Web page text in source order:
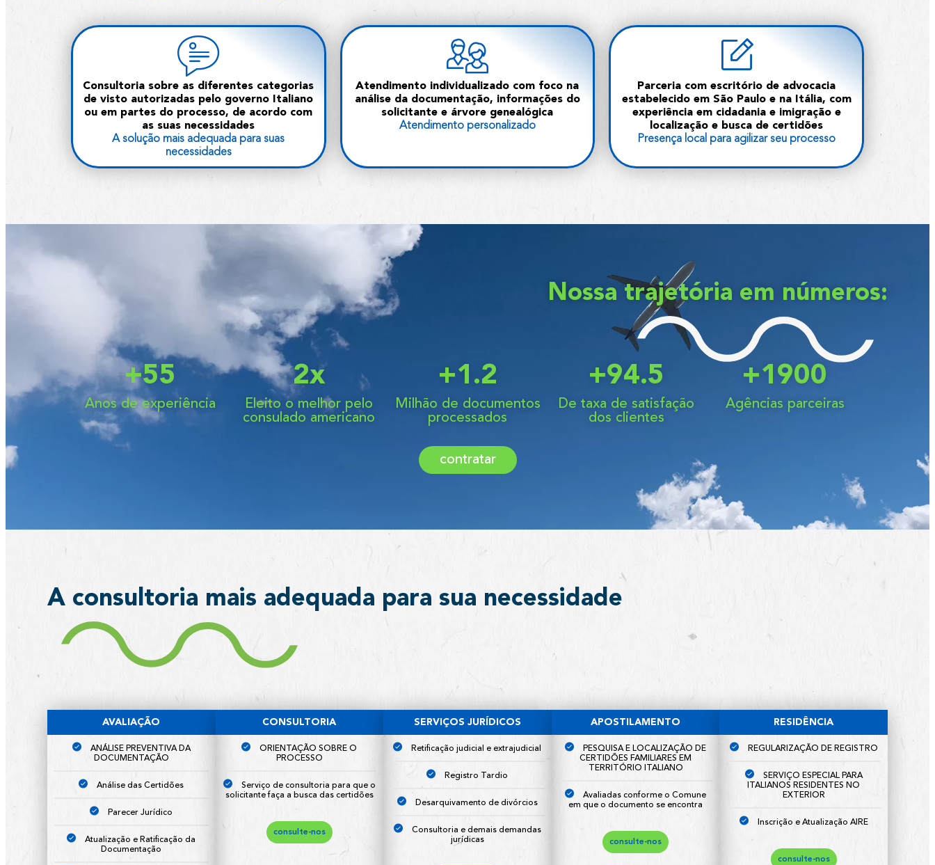
Consultoria sobre as diferentes categorias
de visto autorizadas pelo governo Italiano
ou em partes do processo, de acordo com
as suas necessidades
A solução mais adequada para suas
necessidades
Atendimento individualizado com foco na
análise da documentação, informações do
solicitante e árvore genealógica
Atendimento personalizado
Parceria com escritório de advocacia
estabelecido em São Paulo e na Itália, com
experiência em cidadania e imigração e
localização e busca de certidões
Presença local para agilizar seu processo
Nossa trajetória em números:
+55 2x +1.2 +94.5 +1900
Anos de experiência
Eleito o melhor pelo
consulado americano
Milhão de documentos
processados
De taxa de satisfação
dos clientes
Agências parceiras
contratar
A consultoria mais adequada para sua necessidade
AVALIAÇÃO
ANÁLISE PREVENTIVA DA
DOCUMENTAÇÃO
Análise das Certidões
Parecer Jurídico
Atualização e Ratificação da
Documentação
CONSULTORIA
ORIENTAÇÃO SOBRE O
PROCESSO
Serviço de consultoria para que o
solicitante faça a busca das certidões
consulte-nos
SERVIÇOS JURÍDICOS
Retificação judicial e extrajudicial
Registro Tardio
Desarquivamento de divórcios
Consultoria e demais demandas
jurídicas
APOSTILAMENTO
PESQUISA E LOCALIZAÇÃO DE
CERTIDÕES FAMILIARES EM
TERRITÓRIO ITALIANO
Avaliadas conforme o Comune
em que o documento se encontra
consulte-nos
RESIDÊNCIA
REGULARIZAÇÃO DE REGISTRO
SERVIÇO ESPECIAL PARA
ITALIANOS RESIDENTES NO
EXTERIOR
Inscrição e Atualização AIRE
consulte-nos